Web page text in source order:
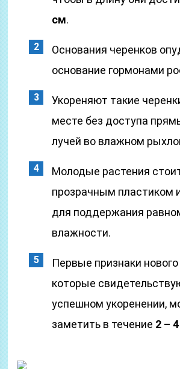
см.
Основания черенков
основание гормонами
Укореняют такие
месте без доступа
лучей во влажном
Молодые растения
прозрачным пластиком
для поддержания
влажности.
Первые признаки нового
которые
успешном укоренении,
заметить в течение 2 –